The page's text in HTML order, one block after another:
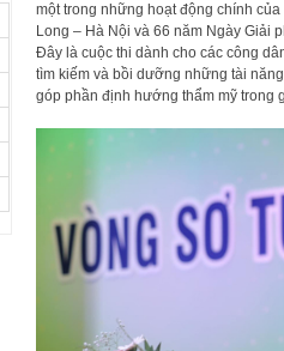
một trong những hoạt động chính
Long – Hà Nội và 66 năm Ngày Giải
Đây là cuộc thi dành cho các công
tìm kiếm và bồi dưỡng những tài
góp phần định hướng thẩm mỹ trong